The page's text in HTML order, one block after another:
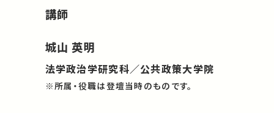
講師
城山 英明
法学政治学研究科／公共政策大学院
※所属・役職は登壇当時のものです。